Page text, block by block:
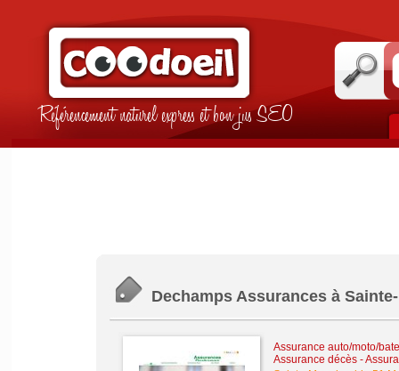
Référencement naturel express et bon jus SEO
Dechamps Assurances à
Assurance auto/moto/
Assurance décès-